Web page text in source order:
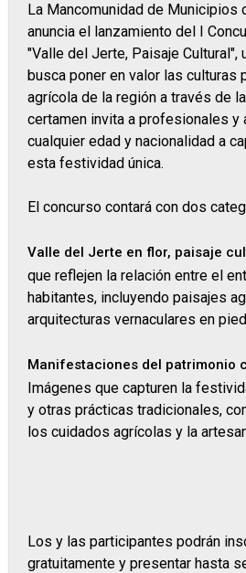
La Mancomunidad de Municipios
anuncia el lanzamiento del I
"Valle del Jerte, Paisaje Cultural",
busca poner en valor las culturas
agrícola de la región a través de
certamen invita a profesionales y
cualquier edad y nacionalidad a
esta festividad única.
El concurso contará con dos
Valle del Jerte en flor, paisaje
que reflejen la relación entre el
habitantes, incluyendo paisajes
arquitecturas vernaculares en
Manifestaciones del patrimonio
Imágenes que capturen la
y otras prácticas tradicionales,
los cuidados agrícolas y la
Los y las participantes podrán
gratuitamente y presentar hasta